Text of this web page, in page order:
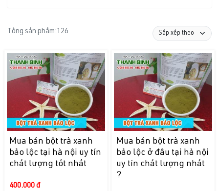
Tổng sản phẩm: 126
Mua bán bột trà xanh
bảo lộc tại hà nội uy tín
chất lượng tốt nhất
400.000 đ
Mua bán bột trà xanh
bảo lộc ở đâu tại hà nội
uy tín chất lượng nhất
?